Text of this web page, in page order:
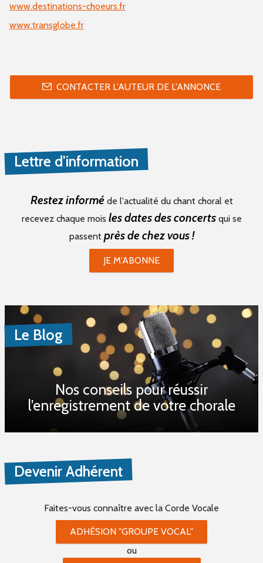
www.destinations-choeurs.fr
www.transglobe.fr
CONTACTER L'AUTEUR DE L'ANNONCE
Lettre d'information
Restez informé de l'actualité du chant choral et
recevez chaque mois les dates des concertsqui se
passent près de chez vous !
JE M'ABONNE
Le Blog
Nos conseils pour réussir
l’enregistrement de votre chorale
Devenir Adhérent
Faites-vous connaître avec la Corde Vocale
ADHÉSION "GROUPE VOCAL"
ou